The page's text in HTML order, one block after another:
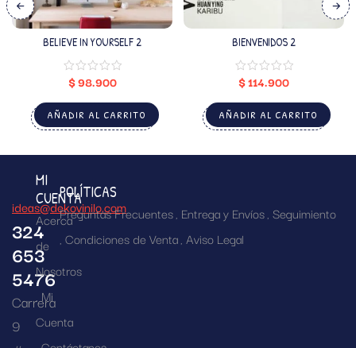
BELIEVE IN YOURSELF 2
$98.900
AÑADIR AL CARRITO
BIENVENIDOS 2
$114.900
AÑADIR AL CARRITO
ideas@dekovinilo.com
324
653
5476
Carrera
9
MI
CUENTA
Acerca
de
Nosotros
Mi
Cuenta
POLÍTICAS
Preguntas Frecuentes Entrega y Envíos Seguimiento
Condiciones de Venta Aviso Legal